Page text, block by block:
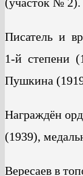
Писатель и
1-й степени
Пушкина
Награждён
(1939),
Вересаев в